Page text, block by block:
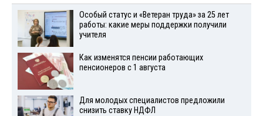
Особый статус и «Ветеран труда» за 25 лет
работы: какие меры поддержки получили
учителя
Как изменятся пенсии работающих
пенсионеров с 1 августа
Для молодых специалистов предложили
снизить ставку НДФЛ